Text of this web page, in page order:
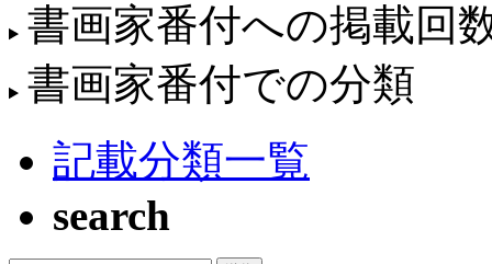
書画家番付への掲載回
書画家番付での分類
記載分類一覧
search